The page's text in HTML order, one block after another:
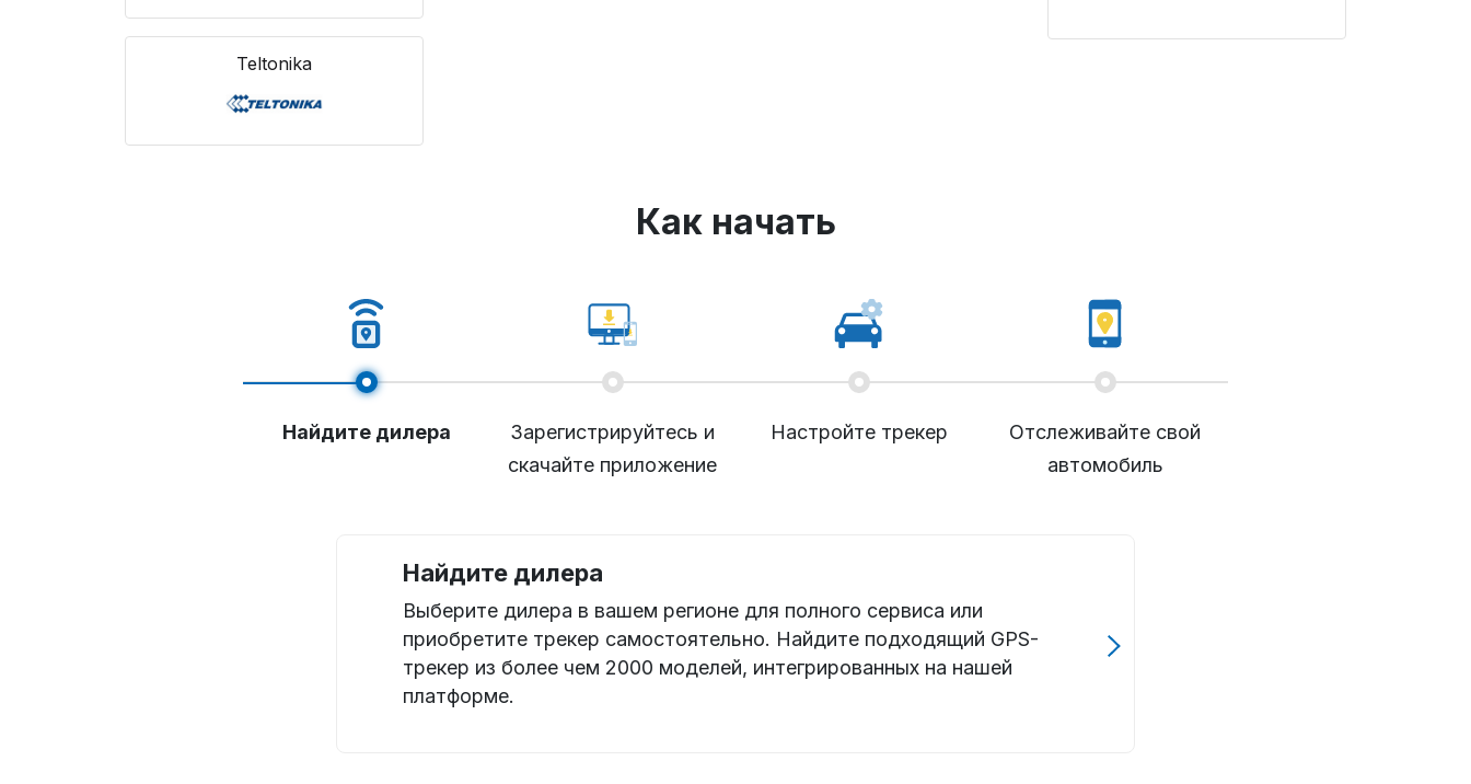
Teltonika
Как начать
Найдите дилера
Зарегистрируйтесь и
скачайте приложение
Настройте трекер
Отслеживайте свой
автомобиль
Найдите дилера
Выберите дилера в вашем регионе для полного сервиса или
приобретите трекер самостоятельно. Найдите подходящий GPS-
трекер из более чем 2000 моделей, интегрированных на нашей
платформе.